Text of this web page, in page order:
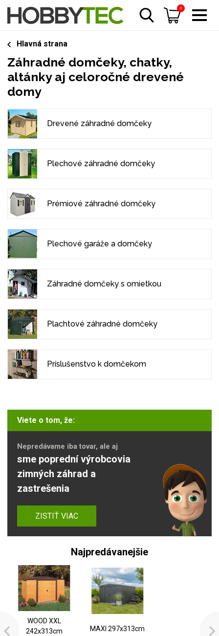
0
Hlavná strana
Záhradné domčeky, chatky,
altánky aj celoročné drevené
domy
Drevené záhradné domčeky
Plechové záhradné domčeky
Prémiové záhradné domčeky
Plechové garáže a domčeky
Záhradné domčeky s omietkou
Plachtové záhradné domčeky
Príslušenstvo k domčekom
Viete o tom, že:
Nepredávame iba tovar, ale aj
sme poprední výrobcovia
zimných záhrad a
zastrešenia
ZISTIŤ VIAC
Najpredávanejšie
WOOD XXL
242x313cm
MAXI 297x313cm